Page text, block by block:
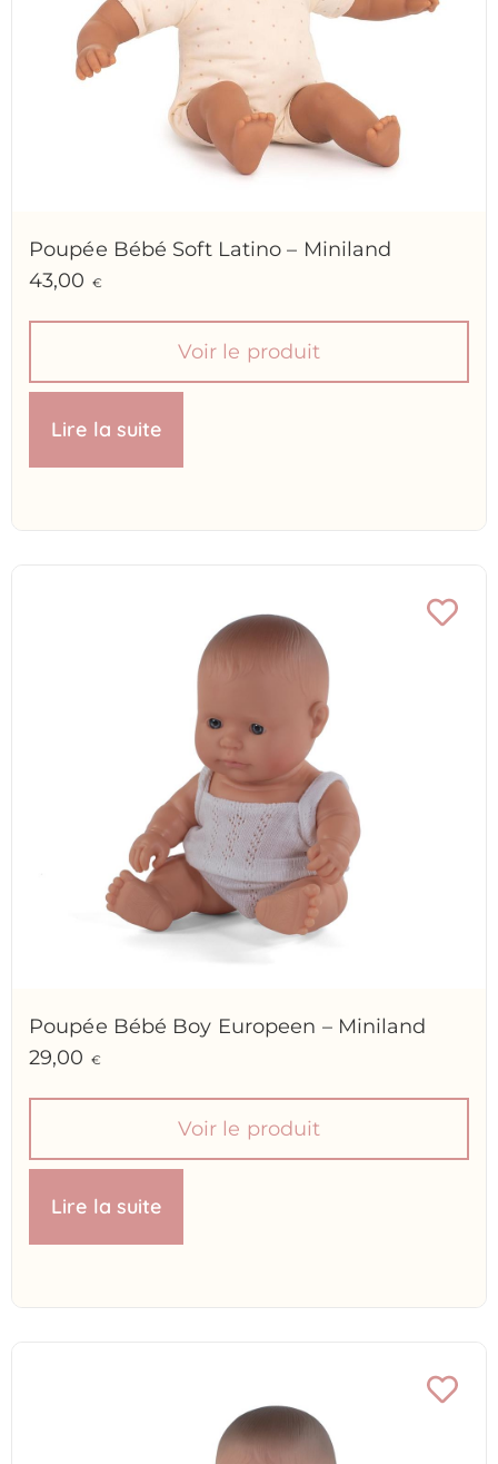
Poupée Bébé Soft Latino – Miniland
43,00 €
Voir le produit
Lire la suite
Poupée Bébé Boy Europeen – Miniland
29,00 €
Voir le produit
Lire la suite